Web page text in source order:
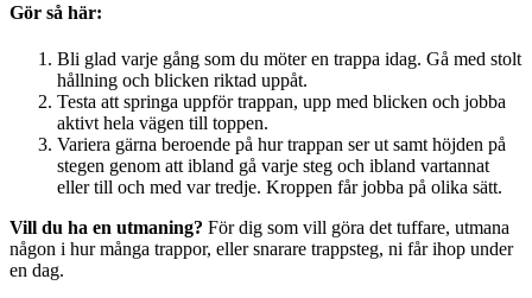
Gör så här:
Bli glad varje gång som du möter en trappa idag. Gå med stolt
hållning och blicken riktad uppåt.
Testa att springa uppför trappan, upp med blicken och jobba
aktivt hela vägen till toppen.
Variera gärna beroende på hur trappan ser ut samt höjden på
stegen genom att ibland gå varje steg och ibland vartannat
eller till och med var tredje. Kroppen får jobba på olika sätt.
Vill du ha en utmaning? För dig som vill göra det tuffare, utmana
någon i hur många trappor, eller snarare trappsteg, ni får ihop under
en dag.